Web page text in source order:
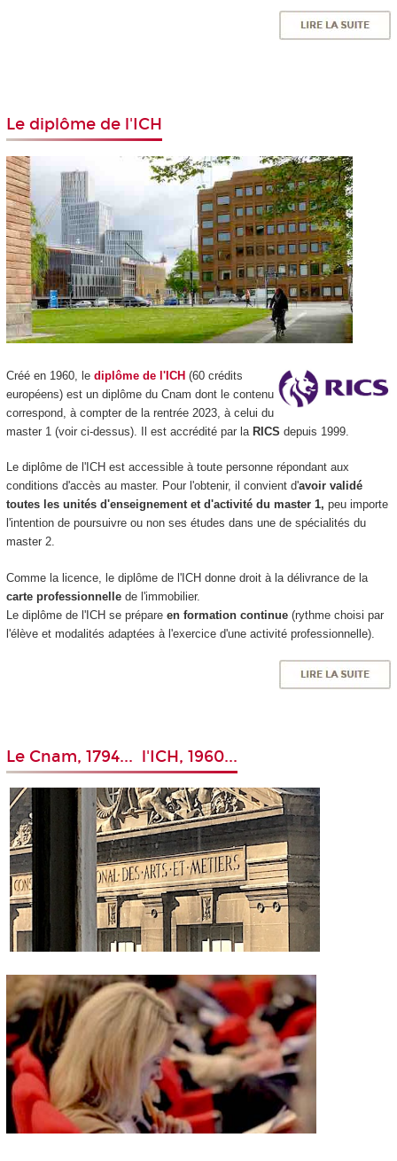
Le diplôme de l'ICH
Créé en 1960, le diplôme de l'ICH(60 crédits
européens) est un diplôme du Cnam dont le contenu
correspond, à compter de la rentrée 2023, à celui du
master 1 (voir ci-dessus). Il est accrédité par la RICS depuis 1999.
Le diplôme de l'ICH est accessible à toute personne répondant aux
conditions d'accès au master. Pour l'obtenir, il convient d'avoir validé
toutes les unités d'enseignement et d'activité du master 1, peu importe
l'intention de poursuivre ou non ses études dans une de spécialités du
master 2.
Comme la licence, le diplôme de l'ICH donne droit à la délivrance de la
carte professionnelle de l'immobilier.
Le diplôme de l'ICH se prépare en formation continue (rythme choisi par
l'élève et modalités adaptées à l'exercice d'une activité professionnelle).
Le Cnam, 1794... l'ICH, 1960...